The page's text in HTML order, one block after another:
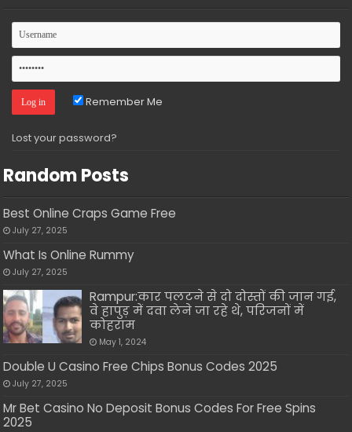
Remember Me
Lost your password?
Random Posts
Best Online Craps Game Free
July 27, 2025
What Is Online Rummy
July 27, 2025
Rampur:कार पलटने से दो दोस्तों की जान गई,
वे हापुड़ में दवा लेने जा रहे थे, परिजनों में
कोहराम
May 1, 2024
Double U Casino Free Chips Bonus Codes 2025
July 27, 2025
Mr Bet Casino No Deposit Bonus Codes For Free Spins
2025